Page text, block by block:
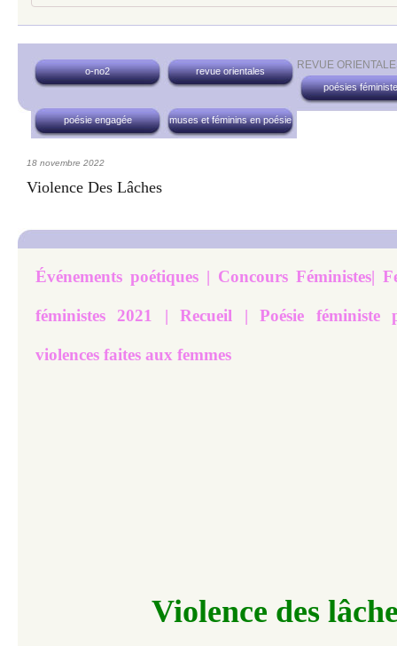
REVUE
o-no2
revue orientales
poésies
poésie engagée muses et féminins en poésie
18 novembre 2022
Violence Des Lâches
Événements poétiques | Concours Féministes|
féministes 2021 | Recueil | Poésie féministe
violences faites aux femmes
Violence des